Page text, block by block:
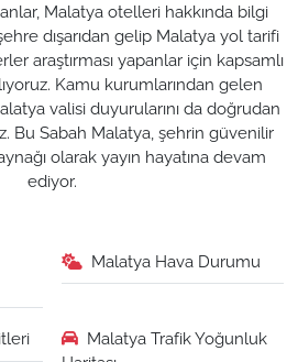
Malatya otelleri hakkında bilgi
dışarıdan gelip Malatya yol tarifi
araştırması yapanlar için kapsamlı
Kamu kurumlarından gelen
valisi duyurularını da doğrudan
Bu Sabah Malatya, şehrin güvenilir
olarak yayın hayatına devam
ediyor.
Malatya Hava Durumu
Malatya Trafik Yoğunluk